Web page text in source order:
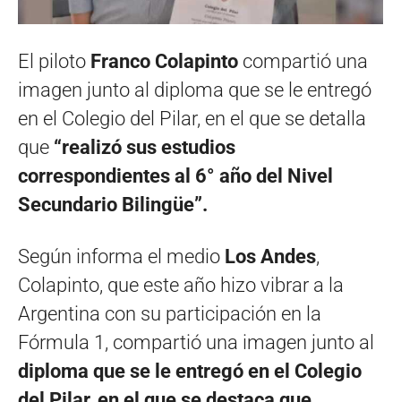
El piloto Franco Colapinto compartió una
imagen junto al diploma que se le entregó
en el Colegio del Pilar, en el que se detalla
que “realizó sus estudios
correspondientes al 6° año del Nivel
Secundario Bilingüe”.
Según informa el medio Los Andes,
Colapinto, que este año hizo vibrar a la
Argentina con su participación en la
Fórmula 1, compartió una imagen junto al
diploma que se le entregó en el Colegio